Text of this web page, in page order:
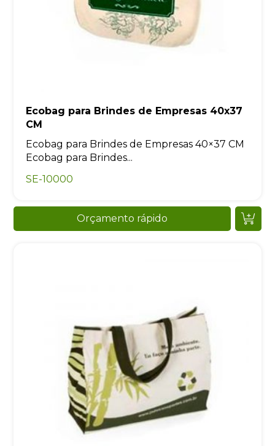
Ecobag para Brindes de Empresas 40x37
CM
Ecobag para Brindes de Empresas 40×37 CM
Ecobag para Brindes...
SE-10000
Orçamento rápido